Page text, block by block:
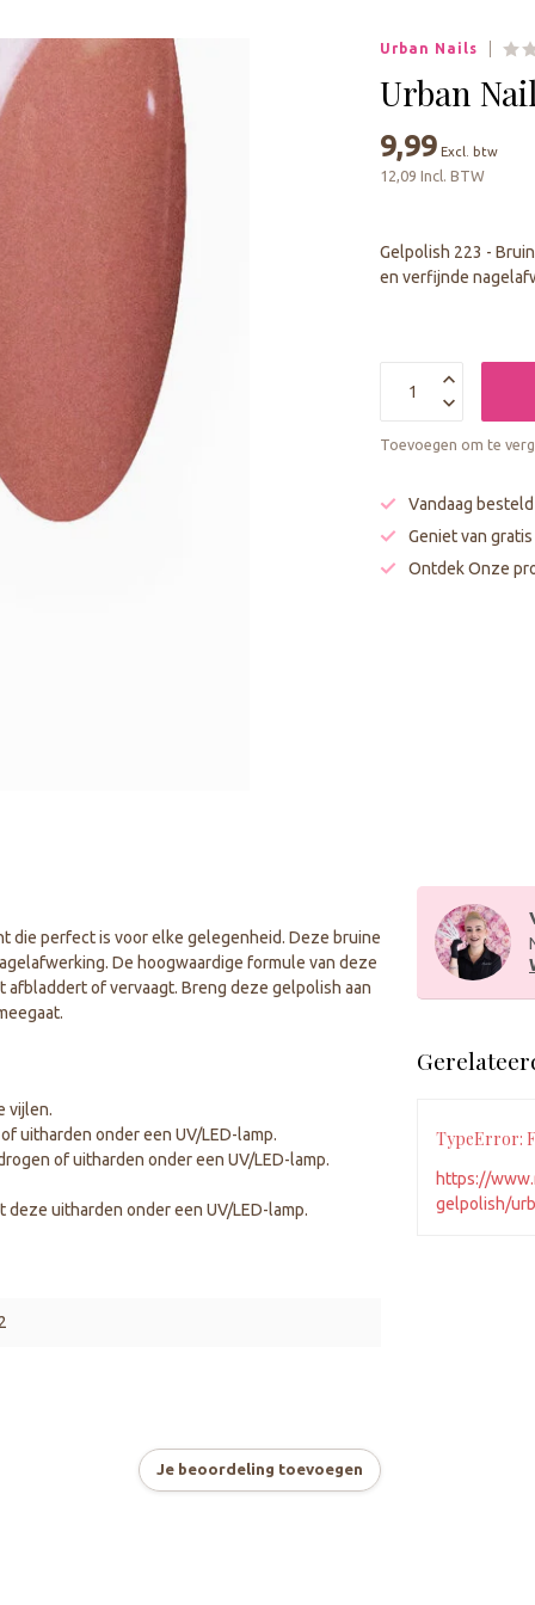
gaan.
Als
werkt,
kunt
en
swipetekens
gebruiken.
Urban Nails
Urban
9,99 Excl. btw
12,09 Incl. BTW
Gelpolish 223 -
en verfijnde
Toevoegen om te
Vandaag
Geniet van
Ontdek Onze
die perfect is voor elke gelegenheid. Deze bruine
De hoogwaardige formule van deze
of vervaagt. Breng deze gelpolish aan
vijlen.
uitharden onder een UV/LED-lamp.
of uitharden onder een UV/LED-lamp.
uitharden onder een UV/LED-lamp.
Je beoordeling toevoegen
TypeError:
https://
gelpolish/